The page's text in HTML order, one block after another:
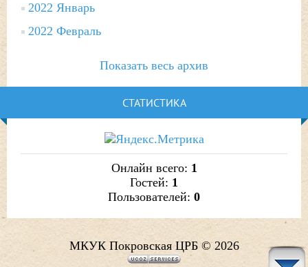
2022 Январь
2022 Февраль
Показать весь архив
СТАТИСТИКА
Онлайн всего: 1
Гостей: 1
Пользователей: 0
МКУК Покровская ЦРБ © 2026